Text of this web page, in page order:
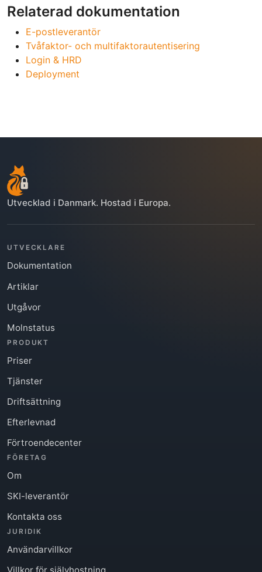
Relaterad dokumentation
E-postleverantör
Tvåfaktor- och multifaktorautentisering
Login & HRD
Deployment
Utvecklad i Danmark. Hostad i Europa.
UTVECKLARE
Dokumentation
Artiklar
Utgåvor
Molnstatus
PRODUKT
Priser
Tjänster
Driftsättning
Efterlevnad
Förtroendecenter
FÖRETAG
Om
SKI-leverantör
Kontakta oss
JURIDIK
Användarvillkor